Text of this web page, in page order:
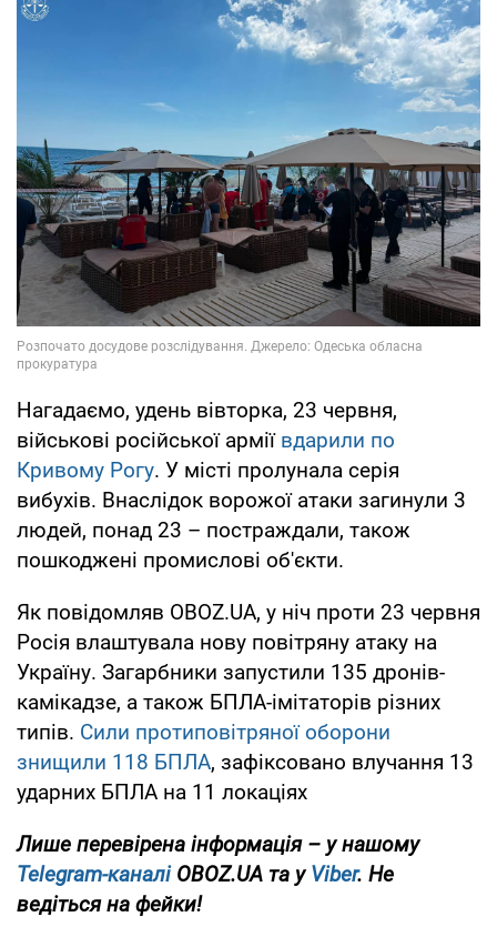
Нагадаємо, удень вівторка, 23 червня,
військові російської армії вдарили по
Кривому Рогу. У місті пролунала серія
вибухів. Внаслідок ворожої атаки загинули 3
людей, понад 23 – постраждали, також
пошкоджені промислові об'єкти.
Як повідомляв OBOZ.UA, у ніч проти 23 червня
Росія влаштувала нову повітряну атаку на
Україну. Загарбники запустили 135 дронів-
камікадзе, а також БПЛА-імітаторів різних
типів. Сили протиповітряної оборони
знищили 118 БПЛА, зафіксовано влучання 13
ударних БПЛА на 11 локаціях
Лише перевірена інформація – у нашому
Telegram-каналіOBOZ.UA та уViber. Не
ведіться на фейки!